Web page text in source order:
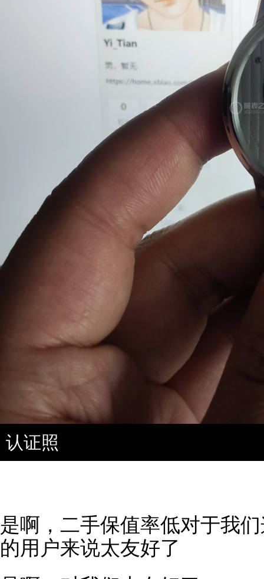
认证照
是啊，二手保值率低对于我
的用户来说太友好了